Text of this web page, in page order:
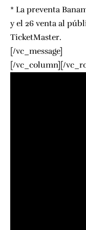
* La preventa
y el 26 venta al
TicketMaster.
[/vc_message]
[/vc_column][/